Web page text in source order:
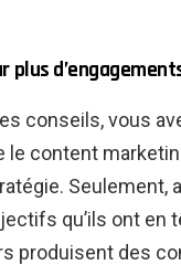
plus
conseils, vous
le content
Seulement,
qu’ils ont en
produisent des